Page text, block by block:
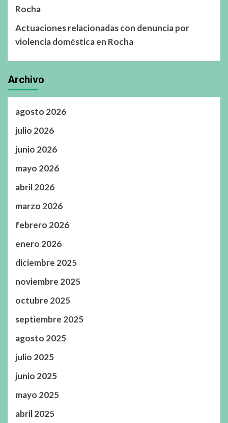
Rocha
Actuaciones relacionadas con denuncia por
violencia doméstica en Rocha
Archivo
agosto 2026
julio 2026
junio 2026
mayo 2026
abril 2026
marzo 2026
febrero 2026
enero 2026
diciembre 2025
noviembre 2025
octubre 2025
septiembre 2025
agosto 2025
julio 2025
junio 2025
mayo 2025
abril 2025